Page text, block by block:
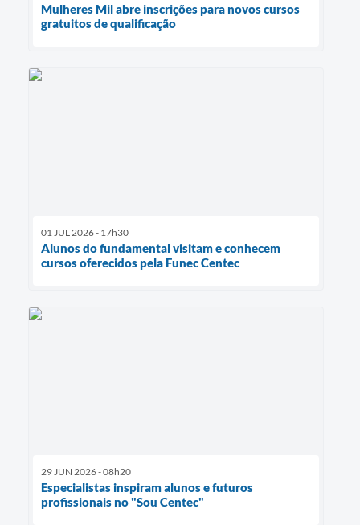
Mulheres Mil abre inscrições para novos cursos
gratuitos de qualificação
01 JUL 2026 - 17h30
Alunos do fundamental visitam e conhecem
cursos oferecidos pela Funec Centec
29 JUN 2026 - 08h20
Especialistas inspiram alunos e futuros
profissionais no "Sou Centec"